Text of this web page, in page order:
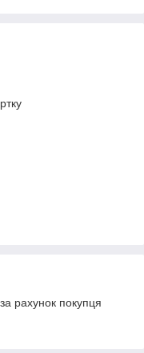
рахунок покупця